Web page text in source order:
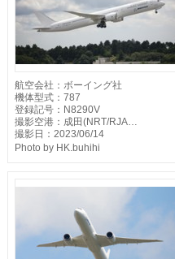
航空会社：ボーイング社
機体型式：787
登録記号：N8290V
撮影空港：成田(NRT/RJA…
撮影日：2023/06/14
Photo by HK.buhihi